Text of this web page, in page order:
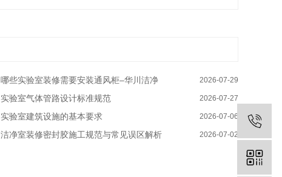
哪些实验室装修需要安装通风柜–华川洁净 2026-07-29
实验室气体管路设计标准规范 2026-07-27
实验室建筑设施的基本要求 2026-07-06
洁净室装修密封胶施工规范与常见误区解析 2026-07-02